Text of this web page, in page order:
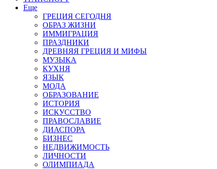
Еще
ГРЕЦИЯ СЕГОДНЯ
ОБРАЗ ЖИЗНИ
ИММИГРАЦИЯ
ПРАЗДНИКИ
ДРЕВНЯЯ ГРЕЦИЯ И МИФЫ
МУЗЫКА
КУХНЯ
ЯЗЫК
МОДА
ОБРАЗОВАНИЕ
ИСТОРИЯ
ИСКУССТВО
ПРАВОСЛАВИЕ
ДИАСПОРА
БИЗНЕС
НЕДВИЖИМОСТЬ
ЛИЧНОСТИ
ОЛИМПИАДА